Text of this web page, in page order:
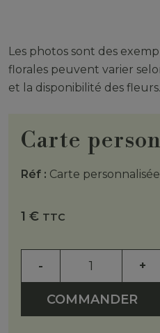
Les photos sont des
florales peuvent varier
et la disponibilité des fleurs.
Carte
Réf : Carte personnalisée
1 € TTC
- +
COMMANDER